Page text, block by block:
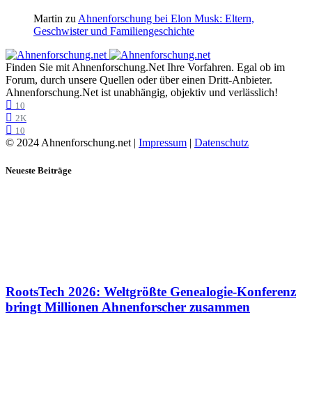
Martin zuAhnenforschung bei Elon Musk: Eltern,
Geschwister und Familiengeschichte
Finden Sie mit Ahnenforschung.Net Ihre Vorfahren. Egal ob im
Forum, durch unsere Quellen oder über einen Dritt-Anbieter.
Ahnenforschung.Net ist unabhängig, objektiv und verlässlich!
10
2K
10
© 2024 Ahnenforschung.net | Impressum Datenschutz
Neueste Beiträge
RootsTech 2026: Weltgrößte Genealogie-Konferenz
bringt Millionen Ahnenforscher zusammen